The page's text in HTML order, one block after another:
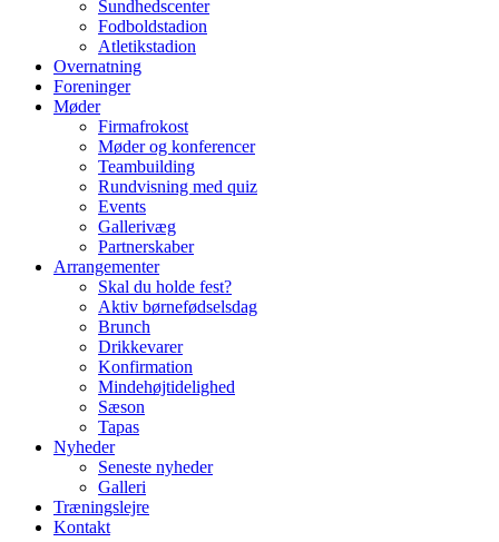
Sundhedscenter
Fodboldstadion
Atletikstadion
Overnatning
Foreninger
Møder
Firmafrokost
Møder og konferencer
Teambuilding
Rundvisning med quiz
Events
Gallerivæg
Partnerskaber
Arrangementer
Skal du holde fest?
Aktiv børnefødselsdag
Brunch
Drikkevarer
Konfirmation
Mindehøjtidelighed
Sæson
Tapas
Nyheder
Seneste nyheder
Galleri
Træningslejre
Kontakt